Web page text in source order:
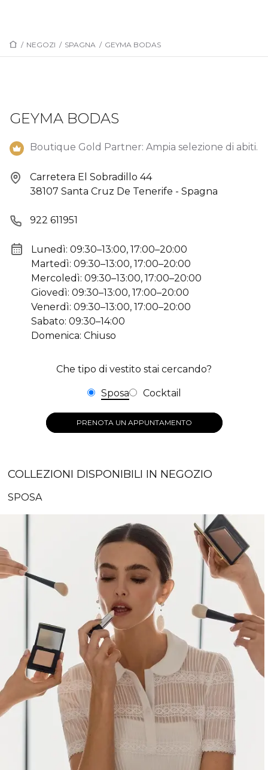
/ NEGOZI / SPAGNA / GEYMA BODAS
GEYMA BODAS
Boutique Gold Partner: Ampia selezione di abiti.
Carretera El Sobradillo 44
38107 Santa Cruz De Tenerife - Spagna
922 611951
Lunedì: 09:30–13:00, 17:00–20:00
Martedì: 09:30–13:00, 17:00–20:00
Mercoledì: 09:30–13:00, 17:00–20:00
Giovedì: 09:30–13:00, 17:00–20:00
Venerdì: 09:30–13:00, 17:00–20:00
Sabato: 09:30–14:00
Domenica: Chiuso
Che tipo di vestito stai cercando?
Sposa Cocktail
PRENOTA UN APPUNTAMENTO
COLLEZIONI DISPONIBILI IN NEGOZIO
SPOSA